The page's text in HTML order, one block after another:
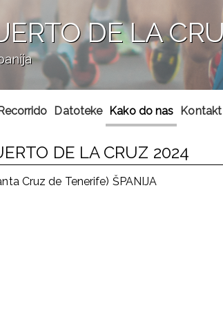
DE LA
Datoteke Kako do nas Kontakt
DE LA CRUZ 2024
Cruz de Tenerife) ŠPANIJA